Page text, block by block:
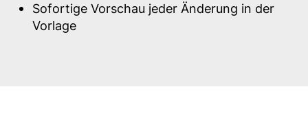
Sofortige Vorschau jeder Änderung in der
Vorlage